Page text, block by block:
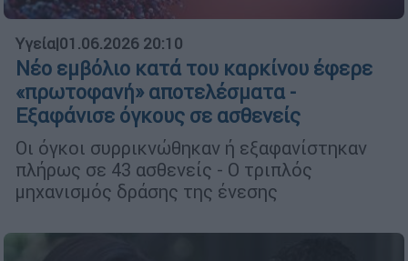
Υγεία|01.06.2026 20:10
Νέο εμβόλιο κατά του καρκίνου έφερε
«πρωτοφανή» αποτελέσματα -
Εξαφάνισε όγκους σε ασθενείς
Οι όγκοι συρρικνώθηκαν ή εξαφανίστηκαν
πλήρως σε 43 ασθενείς - Ο τριπλός
μηχανισμός δράσης της ένεσης